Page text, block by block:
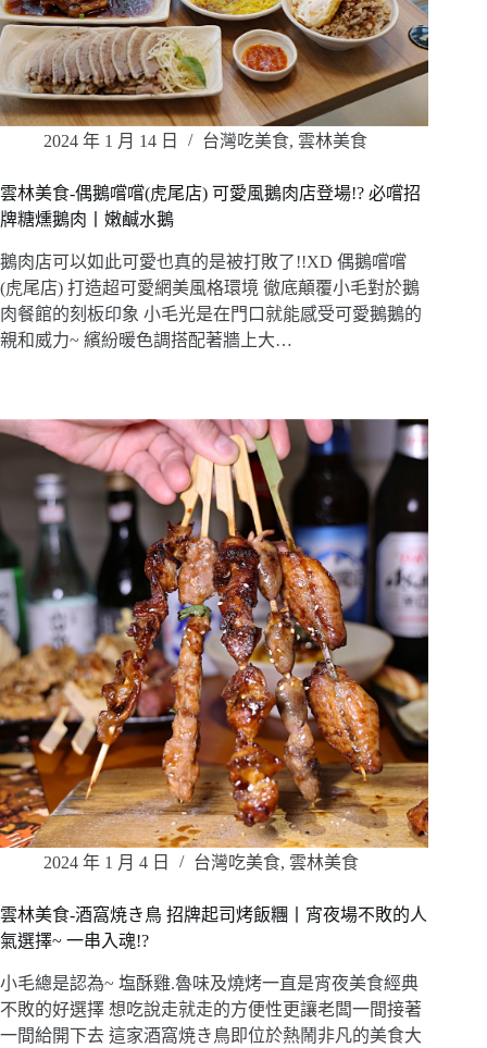
2024 年 1 月 14 日 台灣吃美食, 雲林美食
雲林美食-偶鵝嚐嚐(虎尾店) 可愛風鵝肉店登場!? 必嚐招
牌糖燻鵝肉丨嫩鹹水鵝
鵝肉店可以如此可愛也真的是被打敗了!!XD 偶鵝嚐嚐
(虎尾店) 打造超可愛網美風格環境 徹底顛覆小毛對於鵝
肉餐館的刻板印象 小毛光是在門口就能感受可愛鵝鵝的
親和威力~ 繽紛暖色調搭配著牆上大…
2024 年 1 月 4 日 台灣吃美食, 雲林美食
雲林美食-酒窩焼き鳥 招牌起司烤飯糰丨宵夜場不敗的人
氣選擇~ 一串入魂!?
小毛總是認為~ 塩酥雞.魯味及燒烤一直是宵夜美食經典
不敗的好選擇 想吃說走就走的方便性更讓老闆一間接著
一間給開下去 這家酒窩焼き鳥即位於熱鬧非凡的美食大